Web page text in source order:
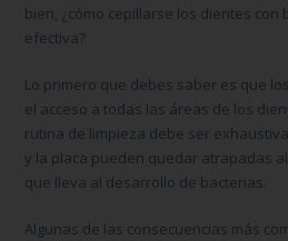
bien, ¿cómo cepillarse los dientes con
efectiva?
Lo primero que debes saber es que
el acceso a todas las áreas de los
rutina de limpieza debe ser
y la placa pueden quedar atrapadas
que lleva al desarrollo de bacterias.
Algunas de las consecuencias más